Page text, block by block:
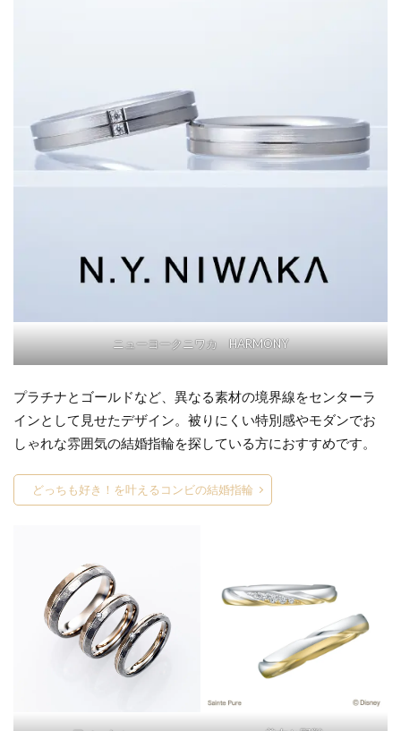
ニューヨークニワカ HARMONY
プラチナとゴールドなど、異なる素材の境界線をセンターラ
インとして見せたデザイン。被りにくい特別感やモダンでお
しゃれな雰囲気の結婚指輪を探している方におすすめです。
どっちも好き！を叶えるコンビの結婚指輪